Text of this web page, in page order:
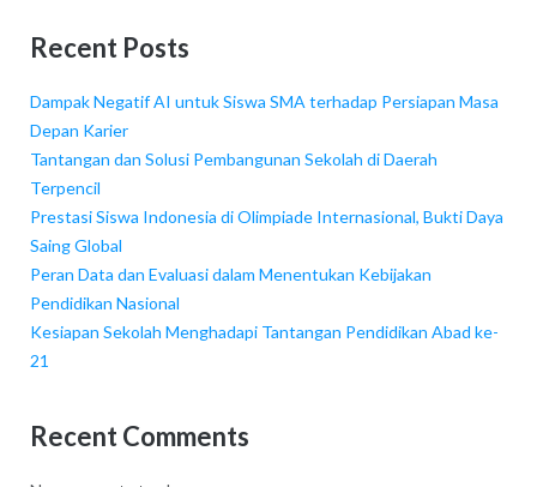
Recent Posts
Dampak Negatif AI untuk Siswa SMA terhadap Persiapan Masa
Depan Karier
Tantangan dan Solusi Pembangunan Sekolah di Daerah
Terpencil
Prestasi Siswa Indonesia di Olimpiade Internasional, Bukti Daya
Saing Global
Peran Data dan Evaluasi dalam Menentukan Kebijakan
Pendidikan Nasional
Kesiapan Sekolah Menghadapi Tantangan Pendidikan Abad ke-
21
Recent Comments